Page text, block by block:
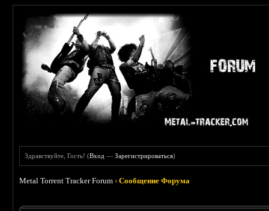
Здравствуйте, Гость! (Вход —Зарегистрироваться)
Metal Torrent Tracker Forum ›Сообщение Форума